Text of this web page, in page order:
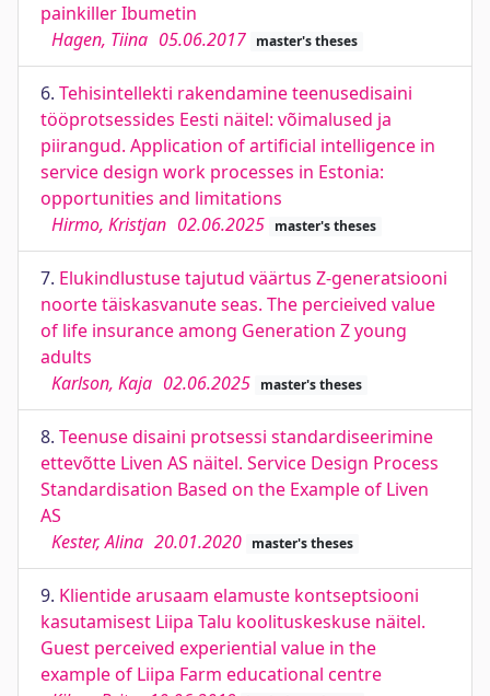
painkiller Ibumetin
Hagen, Tiina 05.06.2017 master's theses
6. Tehisintellekti rakendamine teenusedisaini
tööprotsessides Eesti näitel: võimalused ja
piirangud. Application of artificial intelligence in
service design work processes in Estonia:
opportunities and limitations
Hirmo, Kristjan 02.06.2025 master's theses
7. Elukindlustuse tajutud väärtus Z-generatsiooni
noorte täiskasvanute seas. The percieived value
of life insurance among Generation Z young
adults
Karlson, Kaja 02.06.2025 master's theses
8. Teenuse disaini protsessi standardiseerimine
ettevõtte Liven AS näitel. Service Design Process
Standardisation Based on the Example of Liven
AS
Kester, Alina 20.01.2020 master's theses
9. Klientide arusaam elamuste kontseptsiooni
kasutamisest Liipa Talu koolituskeskuse näitel.
Guest perceived experiential value in the
example of Liipa Farm educational centre